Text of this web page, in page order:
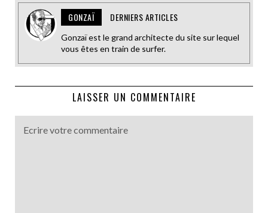
GONZAÏ DERNIERS ARTICLES
Gonzaï est le grand architecte du site sur lequel
vous êtes en train de surfer.
LAISSER UN COMMENTAIRE